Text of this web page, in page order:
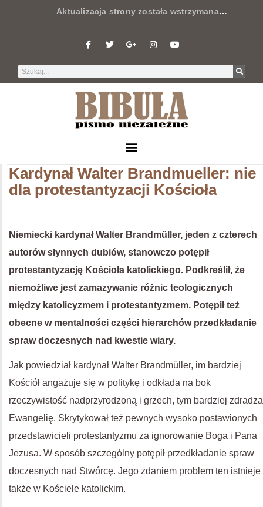
Aktualizacja strony została wstrzymana…
Kardynał Walter Brandmueller: nie
dla protestantyzacji Kościoła
Niemiecki kardynał Walter Brandmüller, jeden z czterech
autorów słynnych dubiów, stanowczo potępił
protestantyzację Kościoła katolickiego. Podkreślił, że
niemożliwe jest zamazywanie różnic teologicznych
między katolicyzmem i protestantyzmem. Potępił też
obecne w mentalności części hierarchów przedkładanie
spraw doczesnych nad kwestie wiary.
Jak powiedział kardynał Walter Brandmüller, im bardziej
Kościół angażuje się w politykę i odkłada na bok
rzeczywistość nadprzyrodzoną i grzech, tym bardziej zdradza
Ewangelię. Skrytykował też pewnych wysoko postawionych
przedstawicieli protestantyzmu za ignorowanie Boga i Pana
Jezusa. W sposób szczególny potępił przedkładanie spraw
doczesnych nad Stwórcę. Jego zdaniem problem ten istnieje
także w Kościele katolickim.